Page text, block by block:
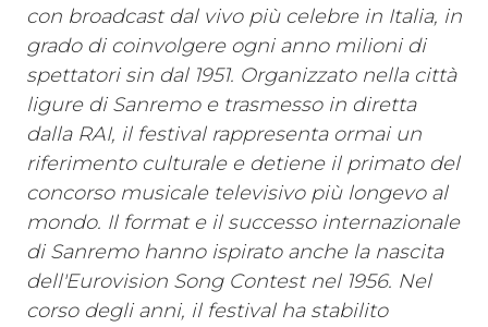
con broadcast dal vivo più celebre in Italia, in
grado di coinvolgere ogni anno milioni di
spettatori sin dal 1951. Organizzato nella città
ligure di Sanremo e trasmesso in diretta
dalla RAI, il festival rappresenta ormai un
riferimento culturale e detiene il primato del
concorso musicale televisivo più longevo al
mondo. Il format e il successo internazionale
di Sanremo hanno ispirato anche la nascita
dell'Eurovision Song Contest nel 1956. Nel
corso degli anni, il festival ha stabilito